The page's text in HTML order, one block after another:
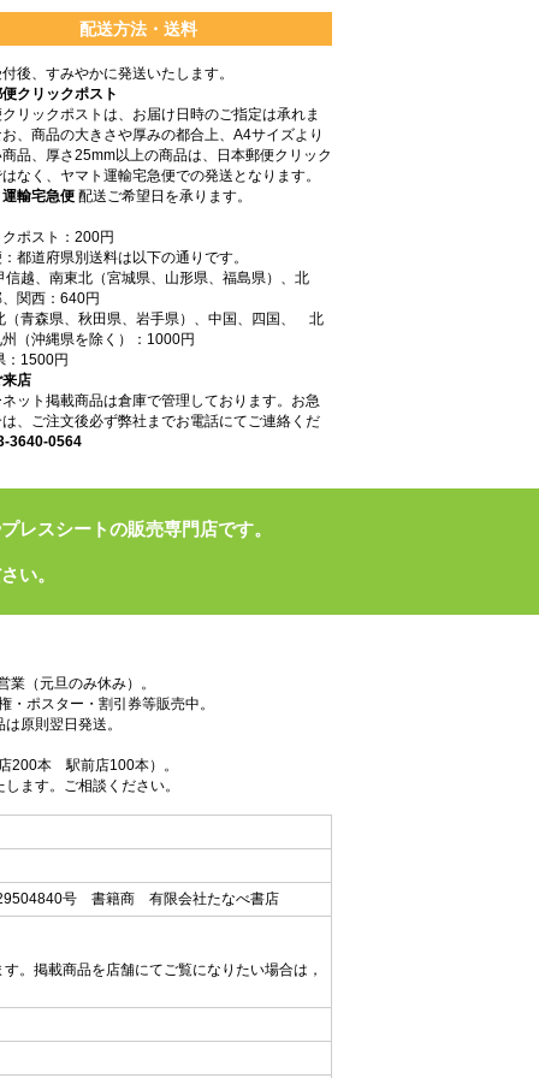
配送方法・送料
後、すみやかに発送いたします。
クリックポスト
リックポストは、お届け日時のご指定は承れま
、商品の大きさや厚みの都合上、A4サイズより
品、厚さ25mm以上の商品は、日本郵便クリック
なく、ヤマト運輸宅急便での発送となります。
輸宅急便 配送ご希望日を承ります。
ポスト：200円
都道府県別送料は以下の通りです。
信越、南東北（宮城県、山形県、福島県）、北
関西：640円
（青森県、秋田県、岩手県）、中国、四国、 北
（沖縄県を除く）：1000円
：1500円
店
ット掲載商品は倉庫で管理しております。お急
、ご注文後必ず弊社までお電話にてご連絡くだ
3640-0564
レスシートの販売専門店です。
い。
（元旦のみ休み）。
ポスター・割引券等販売中。
原則翌日発送。
200本 駅前店100本）。
ます。ご相談ください。
号 書籍商 有限会社たなべ書店
。掲載商品を店舗にてご覧になりたい場合は，